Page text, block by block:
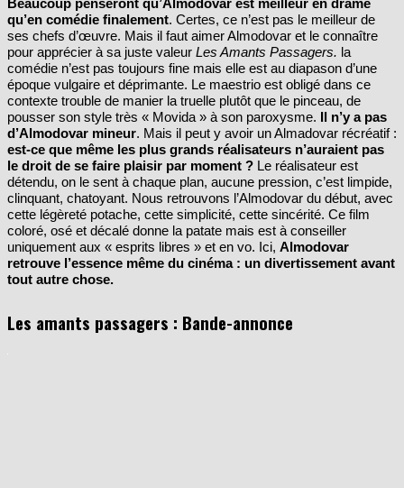
ses chefs d’œuvre. Mais il faut aimer Almodovar et le connaître
pour apprécier à sa juste valeurLes Amants Passagers. la
comédie n’est pas toujours fine mais elle est au diapason d’une
époque vulgaire et déprimante. Le maestrio est obligé dans ce
contexte trouble de manier la truelle plutôt que le pinceau, de
pousser son style très « Movida » à son paroxysme. Il n’y a pas
d’Almodovar mineur. Mais il peut y avoir un Almadovar récréatif :
est-ce que même les plus grands réalisateurs n’auraient pas
le droit de se faire plaisir par moment ? Le réalisateur est
détendu, on le sent à chaque plan, aucune pression, c’est limpide,
clinquant, chatoyant. Nous retrouvons l’Almodovar du début, avec
cette légèreté potache, cette simplicité, cette sincérité. Ce film
coloré, osé et décalé donne la patate mais est à conseiller
uniquement aux « esprits libres » et en vo. Ici,Almodovar
retrouve l’essence même du cinéma : un divertissement avant
tout autre chose.